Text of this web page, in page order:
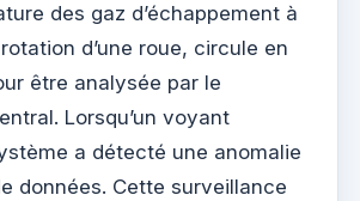
des gaz d’échappement à
d’une roue, circule en
être analysée par le
Lorsqu’un voyant
a détecté une anomalie
données. Cette surveillance